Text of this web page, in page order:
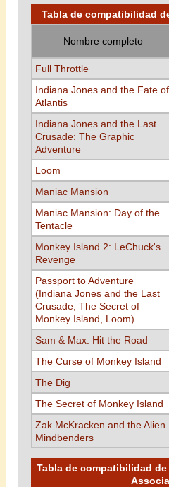
Tabla de compatibilidad
Nombre completo
Full Throttle
Indiana Jones and the Fate of
Atlantis
Indiana Jones and the Last
Crusade: The Graphic
Adventure
Loom
Maniac Mansion
Maniac Mansion: Day of the
Tentacle
Monkey Island 2: LeChuck's
Revenge
Passport to Adventure
(Indiana Jones and the Last
Crusade, The Secret of
Monkey Island, Loom)
Sam & Max: Hit the Road
The Curse of Monkey Island
The Dig
The Secret of Monkey Island
Zak McKracken and the Alien
Mindbenders
Tabla de compatibilidad